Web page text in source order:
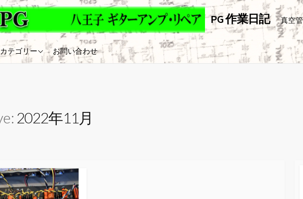
PG 作業日記 真空
カテゴリー
アンプ・モディファイ
ギター・メンテナンス
アッテネータ
お問い合わせ
2022年11月